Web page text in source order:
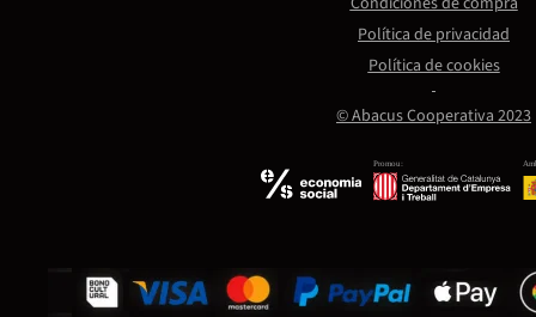
Promou:
© Abacus Cooperativa 2023
Política de privacidad
Política de cookies